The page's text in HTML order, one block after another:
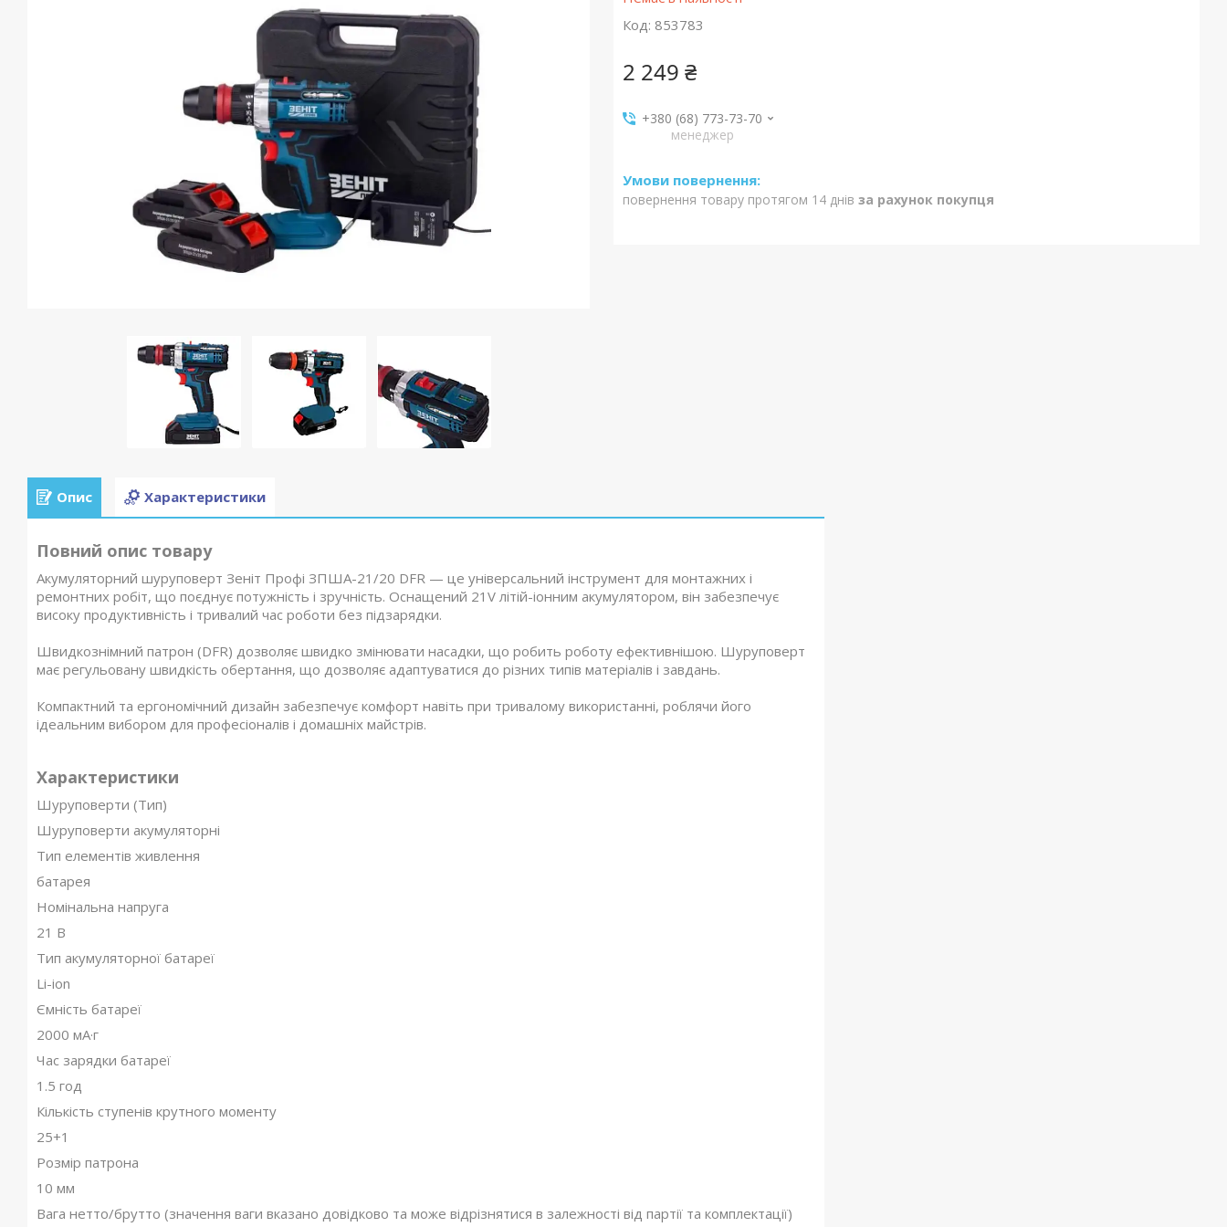
Код: 853783
2 249 ₴
+380 (68) 773-73-70
менеджер
повернення товару протягом 14 днів за рахунок покупця
Опис Характеристики
Повний опис товару
Акумуляторний шуруповерт Зеніт Профі ЗПША-21/20 DFR — це універсальний інструмент для монтажних і
ремонтних робіт, що поєднує потужність і зручність. Оснащений 21V літій-іонним акумулятором, він забезпечує
високу продуктивність і тривалий час роботи без підзарядки.
Швидкознімний патрон (DFR) дозволяє швидко змінювати насадки, що робить роботу ефективнішою. Шуруповерт
має регульовану швидкість обертання, що дозволяє адаптуватися до різних типів матеріалів і завдань.
Компактний та ергономічний дизайн забезпечує комфорт навіть при тривалому використанні, роблячи його
ідеальним вибором для професіоналів і домашніх майстрів.
Характеристики
Шуруповерти (Тип)
Шуруповерти акумуляторні
Тип елементів живлення
батарея
Номінальна напруга
21 В
Тип акумуляторної батареї
Li-ion
Ємність батареї
2000 мА·г
Час зарядки батареї
1.5 год
Кількість ступенів крутного моменту
25+1
Розмір патрона
10 мм
Вага нетто/брутто (значення ваги вказано довідково та може відрізнятися в залежності від партії та комплектації)